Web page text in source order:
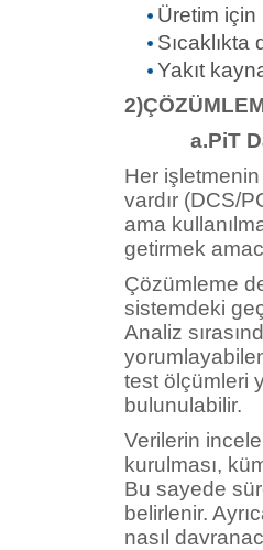
Üretim
Yakıt
a.PiT
Her işletmenin
vardır (DCS/
ama
getirmek
Çözümleme
sistemdeki
Analiz
test ölçümleri
bulunulabilir.
Verilerin
kurulması,
Bu sayede
belirlenir.
nasıl